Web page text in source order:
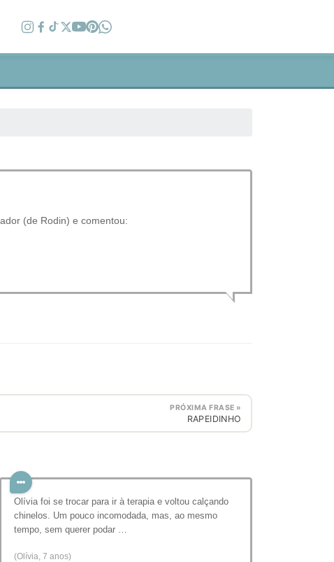
(de Rodin) e comentou:
PRÓXIMA FRASE »
RAPEIDINHO
⁣⁣⁣⁣Olívia foi se trocar para ir à terapia e voltou calçando
chinelos. Um pouco incomodada, mas, ao mesmo
tempo, sem querer podar …
(Olívia, 7 anos)